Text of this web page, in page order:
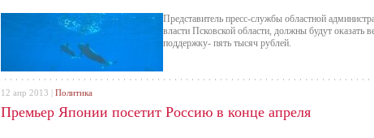
Представитель пресс-службы областной
власти Псковской области, должны будут оказать
поддержку- пять тысяч рублей.
Премьер Японии посетит Россию в конце апреля
12 апр 2013 | Политика